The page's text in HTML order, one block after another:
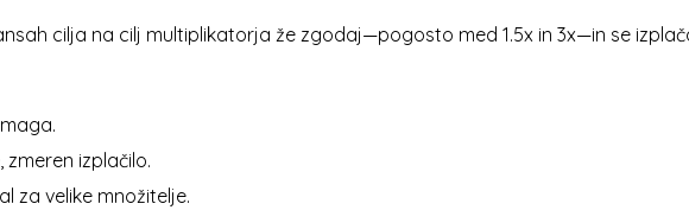
cilja na cilj multiplikatorja že zgodaj—pogosto med 1.5x in 3x—in se
izplačilo.
za velike množitelje.